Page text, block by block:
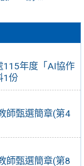
115年度「AI協作
1份
師甄選簡章(第4
師甄選簡章(第8